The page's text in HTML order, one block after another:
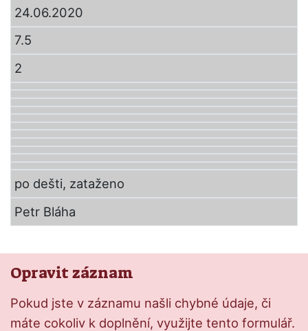
24.06.2020
7.5
2
po dešti, zataženo
Petr Bláha
Opravit záznam
Pokud jste v záznamu našli chybné údaje, či
máte cokoliv k doplnění, využijte tento formulář.